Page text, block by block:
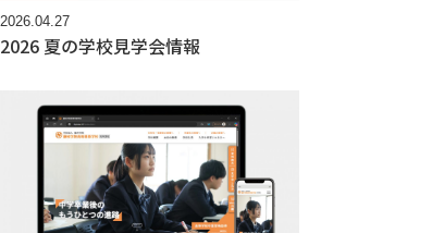
2026.04.27
2026 夏の学校見学会情報